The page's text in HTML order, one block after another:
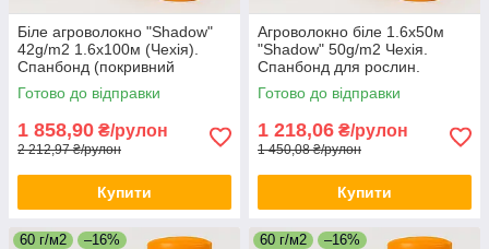
Біле агроволокно "Shadow"
42g/m2 1.6х100м (Чехія).
Спанбонд (покривний
матеріал). Ширина 1.60.
Готово до відправки
1 858,90 ₴/рулон
2 212,97 ₴/рулон
Купити
Агроволокно біле 1.6х50м
"Shadow" 50g/m2 Чехія.
Спанбонд для рослин.
Готово до відправки
1 218,06 ₴/рулон
1 450,08 ₴/рулон
Купити
60 г/м2 –16% 60 г/м2 –16%